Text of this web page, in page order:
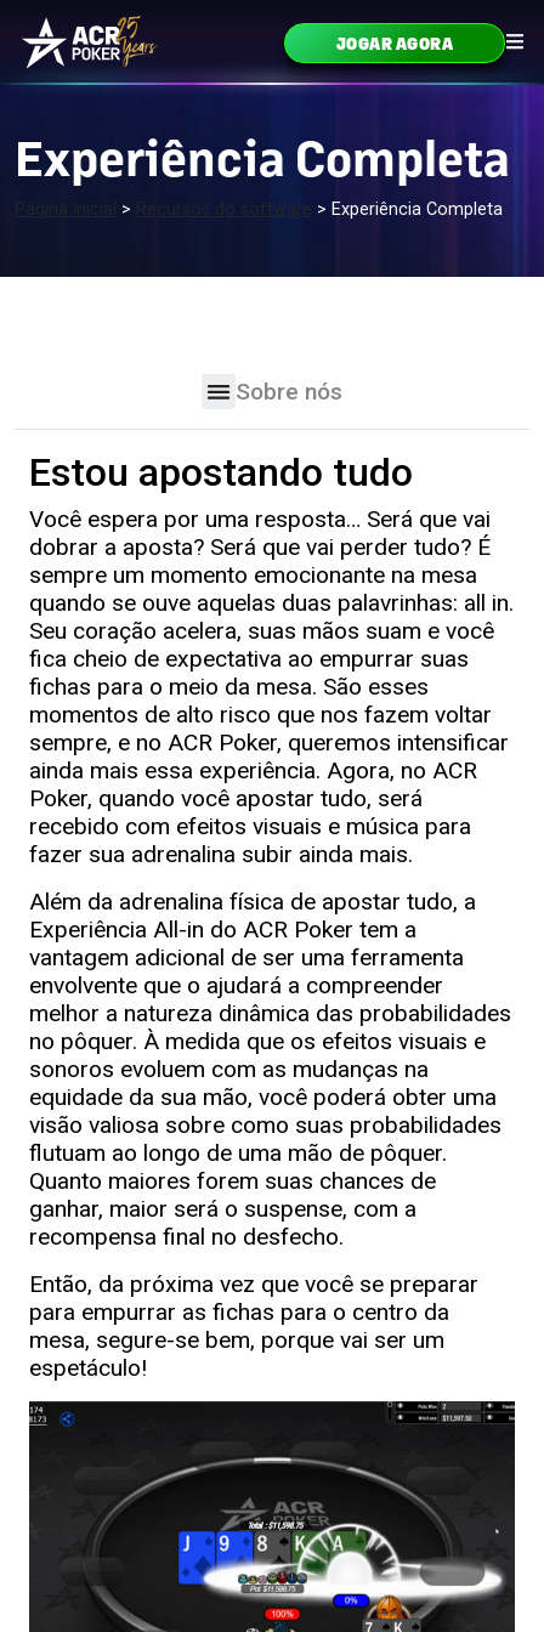
Ir para o conteúdo
Navegação principalJOGAR AGORA
Experiência Completa
> Recursos do software > Experiência Completa
Estou apostando tudo
Você espera por uma resposta… Será que vai
dobrar a aposta? Será que vai perder tudo? É
sempre um momento emocionante na mesa
quando se ouve aquelas duas palavrinhas: all in.
Seu coração acelera, suas mãos suam e você
fica cheio de expectativa ao empurrar suas
fichas para o meio da mesa. São esses
momentos de alto risco que nos fazem voltar
sempre, e no ACR Poker, queremos intensificar
ainda mais essa experiência. Agora, no ACR
Poker, quando você apostar tudo, será
recebido com efeitos visuais e música para
fazer sua adrenalina subir ainda mais.
Além da adrenalina física de apostar tudo, a
Experiência All-in do ACR Poker tem a
vantagem adicional de ser uma ferramenta
envolvente que o ajudará a compreender
melhor a natureza dinâmica das probabilidades
no pôquer. À medida que os efeitos visuais e
sonoros evoluem com as mudanças na
equidade da sua mão, você poderá obter uma
visão valiosa sobre como suas probabilidades
flutuam ao longo de uma mão de pôquer.
Quanto maiores forem suas chances de
ganhar, maior será o suspense, com a
recompensa final no desfecho.
Então, da próxima vez que você se preparar
para empurrar as fichas para o centro da
mesa, segure-se bem, porque vai ser um
espetáculo!
Sobre nós